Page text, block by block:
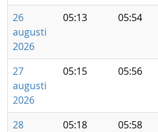
26
augusti
2026
05:13 05:54
27
augusti
2026
05:15 05:56
28
05:18 05:58